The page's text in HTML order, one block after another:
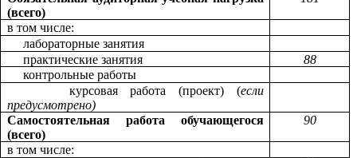
(всего)
в том числе:
лабораторные занятия
практические занятия
88
контрольные работы
курсовая работа (проект) (если
предусмотрено)
Самостоятельная работа обучающегося
(всего)
90
в том числе: